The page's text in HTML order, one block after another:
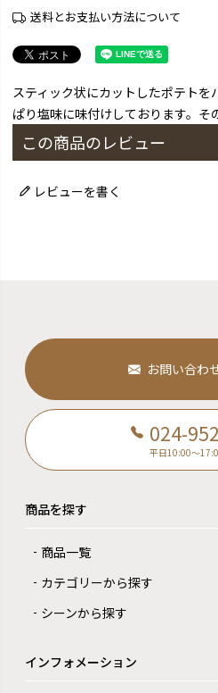
送料とお支払い方法について
スティック状にカットしたポテトを
ぱり塩味に味付けしております。そ
この商品のレビュー
レビューを書く
お問い合わ
024-
平日10:00～
商品を探す
商品一覧
カテゴリーから探す
シーンから探す
インフォメーション